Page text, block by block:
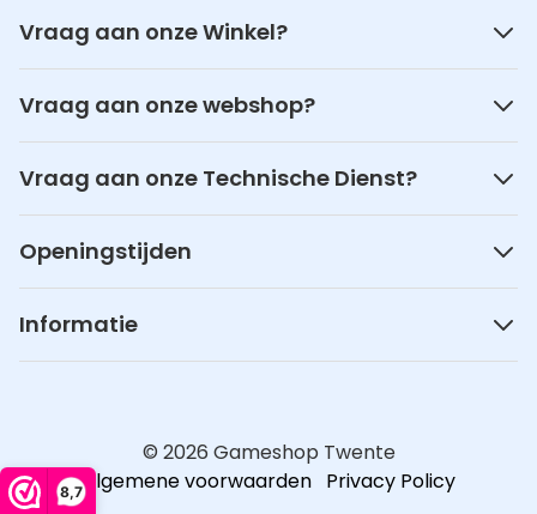
8,7
Vraag aan onze Winkel?
Vraag aan onze webshop?
Vraag aan onze Technische Dienst?
Openingstijden
Informatie
© 2026 Gameshop Twente
Algemene voorwaarden Privacy Policy